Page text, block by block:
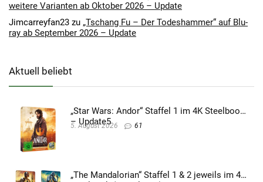
weitere Varianten ab Oktober 2026 – Update
Jimcarreyfan23 zu „Tschang Fu – Der Todeshammer“ auf Blu-
ray ab September 2026 – Update
Aktuell beliebt
„Star Wars: Andor“ Staffel 1 im 4K Steelbook
– Update5
5. August 2026 61
„The Mandalorian“ Staffel 1 & 2 jeweils im 4K